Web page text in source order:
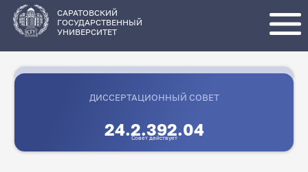
основному
содержанию
САРАТОВСКИЙ
ГОСУДАРСТВЕННЫЙ
УНИВЕРСИТЕТ
ДИССЕРТАЦИОННЫЙ СОВЕТ
24.2.392.04
Совет действует